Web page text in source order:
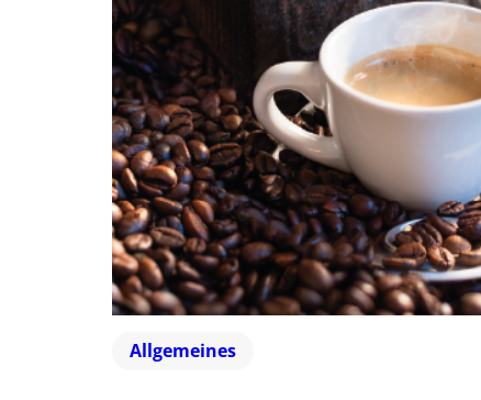
Allgemeines